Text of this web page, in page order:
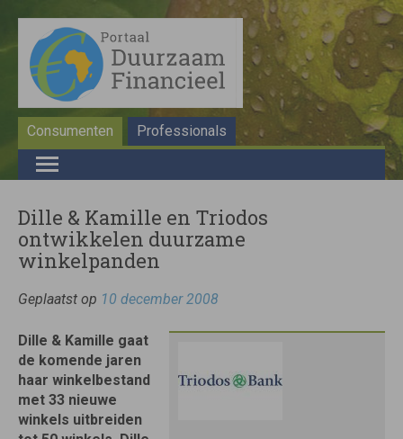
Consumenten Professionals
Dille & Kamille en Triodos
ontwikkelen duurzame
winkelpanden
Geplaatst op 10 december 2008
Dille & Kamille gaat
de komende jaren
haar winkelbestand
met 33 nieuwe
winkels uitbreiden